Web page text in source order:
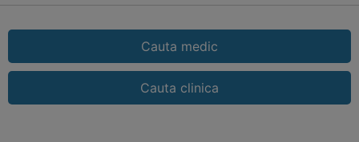
Cauta medic
Cauta clinica